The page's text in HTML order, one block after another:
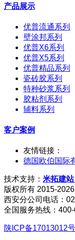
产品展示
优普流通系列
壁涂邦系列
优普X6系列
优普X5系列
优普精品系列
瓷砖胶系列
特种砂浆系列
胶粘剂系列
辅料系列
客户案例
友情链接：
德国欧伯国际
技术支持： 米拓建站
版权所有 2015-2026
西安分公司电话：
全国服务热线：
陕ICP备17013012号